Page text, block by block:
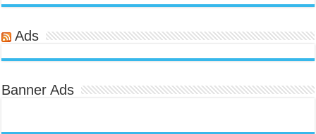
Ads
Banner Ads